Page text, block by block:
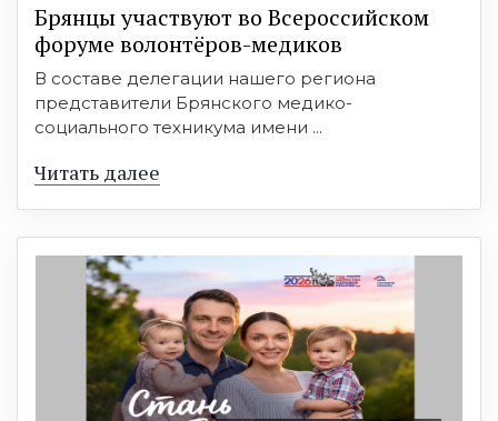
Брянцы участвуют во Всероссийском
форуме волонтёров-медиков
В составе делегации нашего региона
представители Брянского медико-
социального техникума имени ...
Читать далее